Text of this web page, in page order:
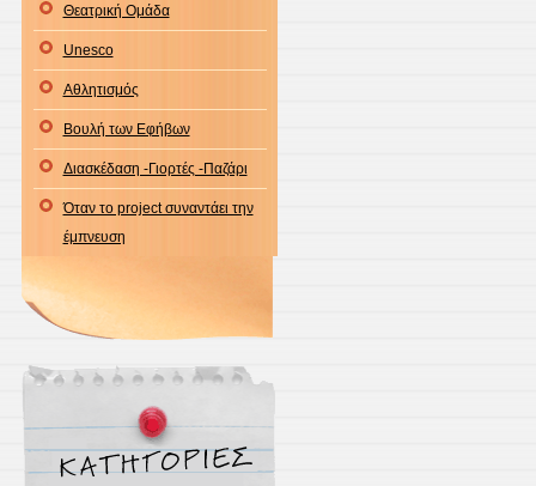
Θεατρική Ομάδα
Unesco
Αθλητισμός
Βουλή των Εφήβων
Διασκέδαση -Γιορτές -Παζάρι
Όταν το project συναντάει την
έμπνευση